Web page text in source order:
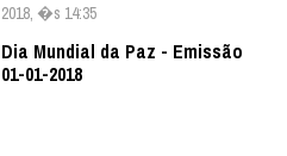
2018, �s 14:35
Dia Mundial da Paz - Emissão
01-01-2018